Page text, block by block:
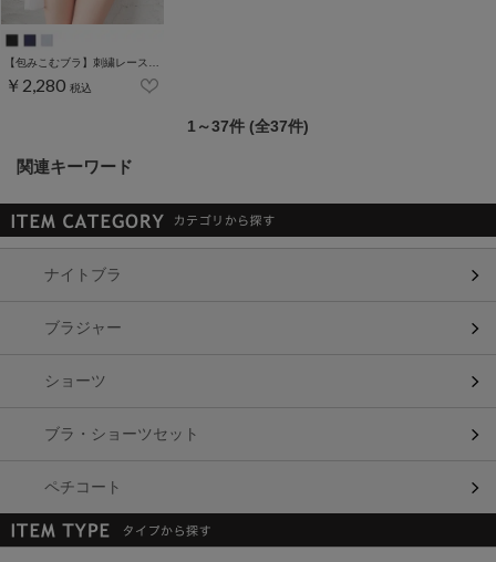
￥2,280 税込
1～37件 (全37件)
関連キーワード
ナイトブラ
ブラジャー
ショーツ
ブラ・ショーツセット
ペチコート